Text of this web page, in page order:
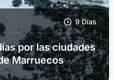
9 Días
por las ciudades
Marruecos